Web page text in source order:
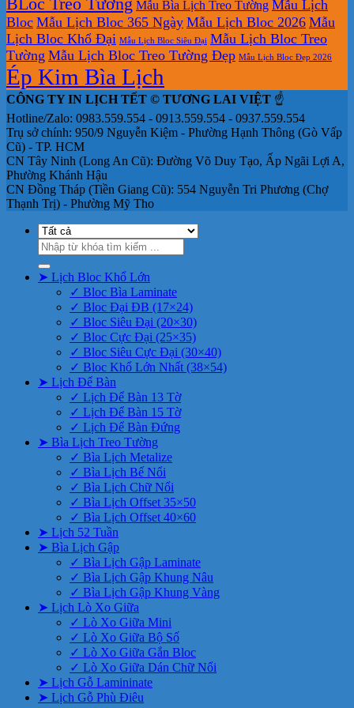
Mẫu Bìa Lịch Treo Tường Mẫu Lịch
Bloc Mẫu Lịch Bloc 365 Ngày Mẫu Lịch Bloc 2026 Mẫu
Lịch Bloc Khổ Đại Mẫu Lịch Bloc Siêu Đại Mẫu Lịch Bloc Treo
Tường Mẫu Lịch Bloc Treo Tường Đẹp Mẫu Lịch Bloc Đẹp 2026
Ép Kim Bìa Lịch
CÔNG TY IN LỊCH TẾT © TƯƠNG LAI VIỆT ☝️
Hotline/Zalo: 0983.559.554 - 0913.559.554 - 0937.559.554
Trụ sở chính: 950/9 Nguyễn Kiệm - Phường Hạnh Thông (Gò Vấp
Cũ) - TP. HCM
CN Tây Ninh (Long An Cũ): Đường Võ Duy Tạo, Ấp Ngãi Lợi A,
Phường Khánh Hậu
CN Đồng Tháp (Tiền Giang Cũ): 554 Nguyễn Tri Phương (Chợ
Thạnh Trị) - Phường Mỹ Tho
Tìm
kiếm:
➤ Lịch Bloc Khổ Lớn
✓ Bloc Bìa Laminate
✓ Bloc Đại ĐB (17×24)
✓ Bloc Siêu Đại (20×30)
✓ Bloc Cực Đại (25×35)
✓ Bloc Siêu Cực Đại (30×40)
✓ Bloc Khổ Lớn Nhất (38×54)
➤ Lịch Để Bàn
✓ Lịch Để Bàn 13 Tờ
✓ Lịch Để Bàn 15 Tờ
✓ Lịch Để Bàn Đứng
➤ Bìa Lịch Treo Tường
✓ Bìa Lịch Metalize
✓ Bìa Lịch Bế Nổi
✓ Bìa Lịch Chữ Nổi
✓ Bìa Lịch Offset 35×50
✓ Bìa Lịch Offset 40×60
➤ Lịch 52 Tuần
➤ Bìa Lịch Gập
✓ Bìa Lịch Gập Laminate
✓ Bìa Lịch Gập Khung Nâu
✓ Bìa Lịch Gập Khung Vàng
➤ Lịch Lò Xo Giữa
✓ Lò Xo Giữa Mini
✓ Lò Xo Giữa Bộ Số
✓ Lò Xo Giữa Gắn Bloc
✓ Lò Xo Giữa Dán Chữ Nổi
➤ Lịch Gỗ Lamininate
➤ Lịch Gỗ Phù Điêu